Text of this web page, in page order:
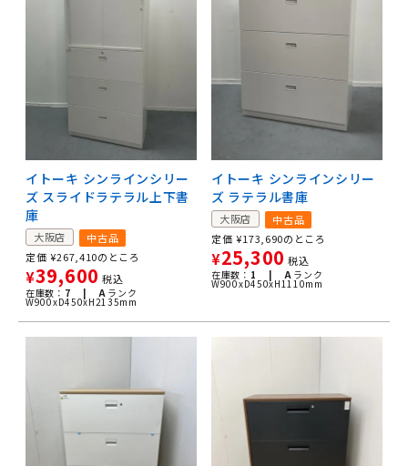
イトーキ シンラインシリー
ズ スライドラテラル上下書
庫
大阪店
中古品
定価 ¥267,410のところ
¥39,600 税込
在庫数： 7 | A ランク
W900xD450xH2135mm
イトーキ シンラインシリー
ズ ラテラル書庫
大阪店
中古品
定価 ¥173,690のところ
¥25,300 税込
在庫数： 1 | A ランク
W900xD450xH1110mm